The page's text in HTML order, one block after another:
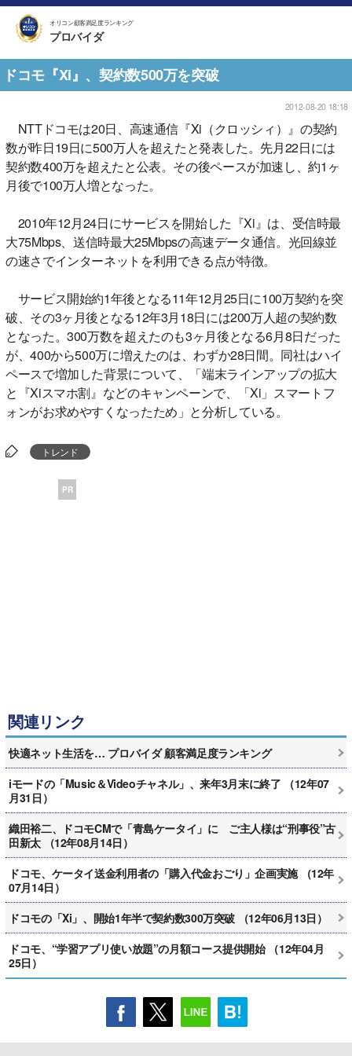
オリコン顧客満足度ランキング
プロバイダ
ドコモ『Xi』、契約数500万を突破
2012-08-20 18:18
NTTドコモは20日、高速通信『Xi（クロッシィ）』の契約
数が昨日19日に500万人を超えたと発表した。先月22日には
契約数400万を超えたと公表。その後ペースが加速し、約1ヶ
月後で100万人増となった。
2010年12月24日にサービスを開始した『Xi』は、受信時最
大75Mbps、送信時最大25Mbpsの高速データ通信。光回線並
の速さでインターネットを利用できる点が特徴。
サービス開始約1年後となる11年12月25日に100万契約を突
破、その3ヶ月後となる12年3月18日には200万人超の契約数
となった。300万数を超えたのも3ヶ月後となる6月8日だった
が、400から500万に増えたのは、わずか28日間。同社はハイ
ペースで増加した背景について、「端末ラインアップの拡大
と『Xiスマホ割』などのキャンペーンで、「Xi」スマートフ
ォンがお求めやすくなったため」と分析している。
トレンド
PR
関連リンク
快適ネット生活を… プロバイダ 顧客満足度ランキング
iモードの「Music＆Videoチャネル」、来年3月末に終了 （12年07
月31日）
織田裕二、ドコモCMで「青島ケータイ」に ご主人様は“刑事役”古
田新太 （12年08月14日）
ドコモ、ケータイ送金利用者の「購入代金おごり」企画実施 （12年
07月14日）
ドコモの「Xi」、開始1年半で契約数300万突破 （12年06月13日）
ドコモ、“学習アプリ使い放題”の月額コース提供開始 （12年04月
25日）